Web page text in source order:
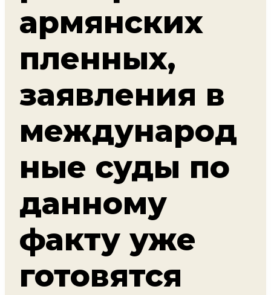
армянских
пленных,
заявления в
международ
ные суды по
данному
факту уже
готовятся